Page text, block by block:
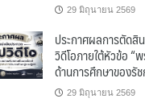
29 มิถุนายน 2569
ประกาศผลการตัดสิ
วิดีโอภายใต้หัวข้อ “
ด้านการศึกษาของรั
29 มิถุนายน 2569